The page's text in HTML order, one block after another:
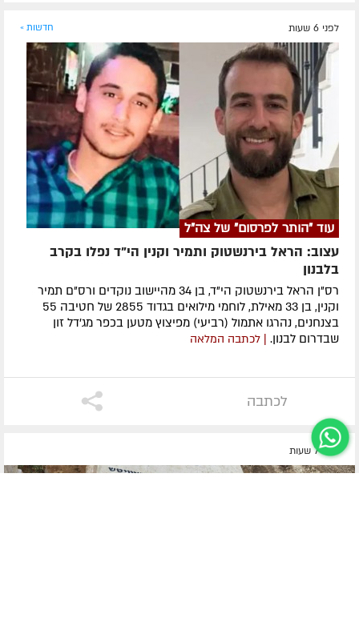
לפני 6 שעות חדשות »
עוד "הותר לפרסום" של צה"ל
עצוב: הראל בירנשטוק ותמיר וקנין הי"ד נפלו בקרב
בלבנון
רס"ן הראל בירנשטוק הי"ד, בן 34 מהיישוב נוקדים ורס"ם תמיר
וקנין, בן 33 מאילת, לוחמי מילואים בגדוד 2855 של חטיבה 55
בצנחנים, נהרגו אתמול (רביעי) מפיצוץ מטען בכפר מג'דל זון
שבדרום לבנון.
| לכתבה המלאה
לכתבה
לפני 7 שעות